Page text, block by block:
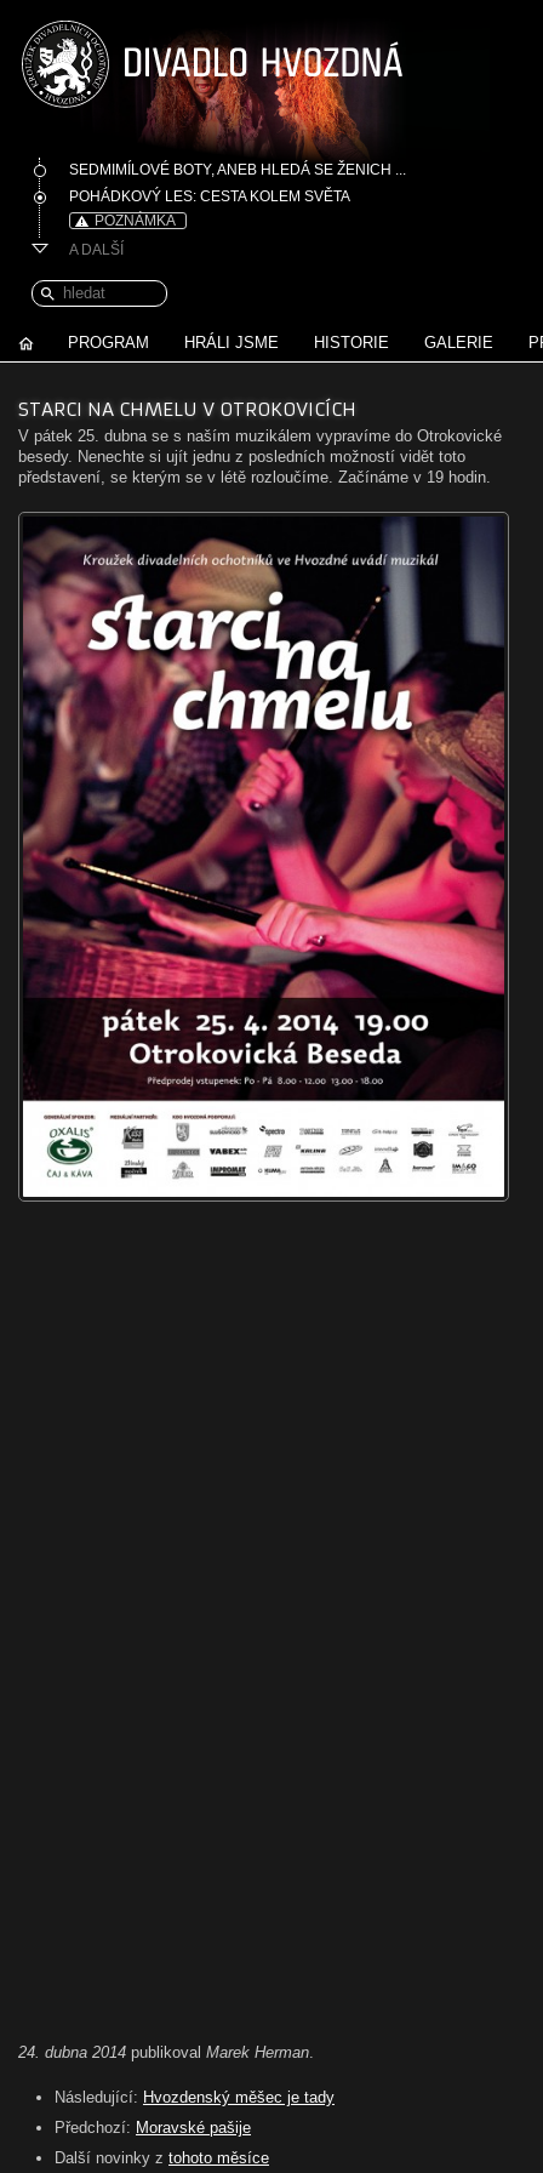
SEDMIMÍLOVÉ BOTY, ANEB HLEDÁ SE ŽENICH ...
POHÁDKOVÝ LES: CESTA KOLEM SVĚTA
POZNÁMKA
A DALŠÍ
PROGRAM HRÁLI JSME HISTORIE GALERIE
STARCI NA CHMELU V OTROKOVICÍCH
V pátek 25. dubna se s naším muzikálem vypravíme do Otrokovické
besedy. Nenechte si ujít jednu z posledních možností vidět toto
představení, se kterým se v létě rozloučíme. Začínáme v 19 hodin.
24. dubna 2014 publikoval Marek Herman
Následující: Hvozdenský měšec je tady
Předchozí: Moravské pašije
Další novinky z tohoto měsíce